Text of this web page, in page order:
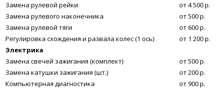
Замена рулевой рейки
от 4 500 р.
Замена рулевого наконечника
от 500 р.
Замена рулевой тяги
от 600 р.
Регулировка схождения и развала колес (1 ось)
от 1 200 р.
Электрика
Замена свечей зажигания (комплект)
от 500 р.
Замена катушки зажигания (шт.)
от 200 р.
Компьютерная диагностика
от 900 р.